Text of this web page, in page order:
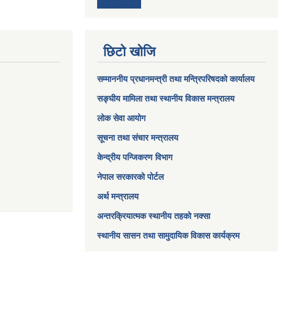
छिटो खोजि
सम्माननीय प्रधानमन्त्री तथा मन्त्रिपरिषद‌को कार्यालय
सङ्घीय मामिला तथा स्थानीय विकास मन्त्रालय
लोक सेवा आयोग
सूचना तथा संचार मन्त्रालय
केन्द्रीय पन्जिकरण विभाग
नेपाल सरकारको पोर्टल
अर्थ मन्त्रालय
अन्तरक्रियात्मक स्थानीय तहको नक्सा
स्थानीय सासन तथा सामुदायिक विकास कार्यक्रम